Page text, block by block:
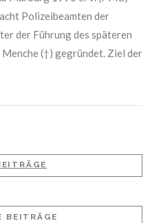
POST
Polizeibeamten der
der Führung des späteren
(†) gegründet. Ziel der
BEITRÄGE